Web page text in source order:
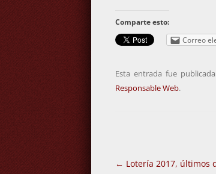
Comparte esto:
Correo
Esta entrada fue
Responsable Web.
Navegación
← Lotería 2017, últimos